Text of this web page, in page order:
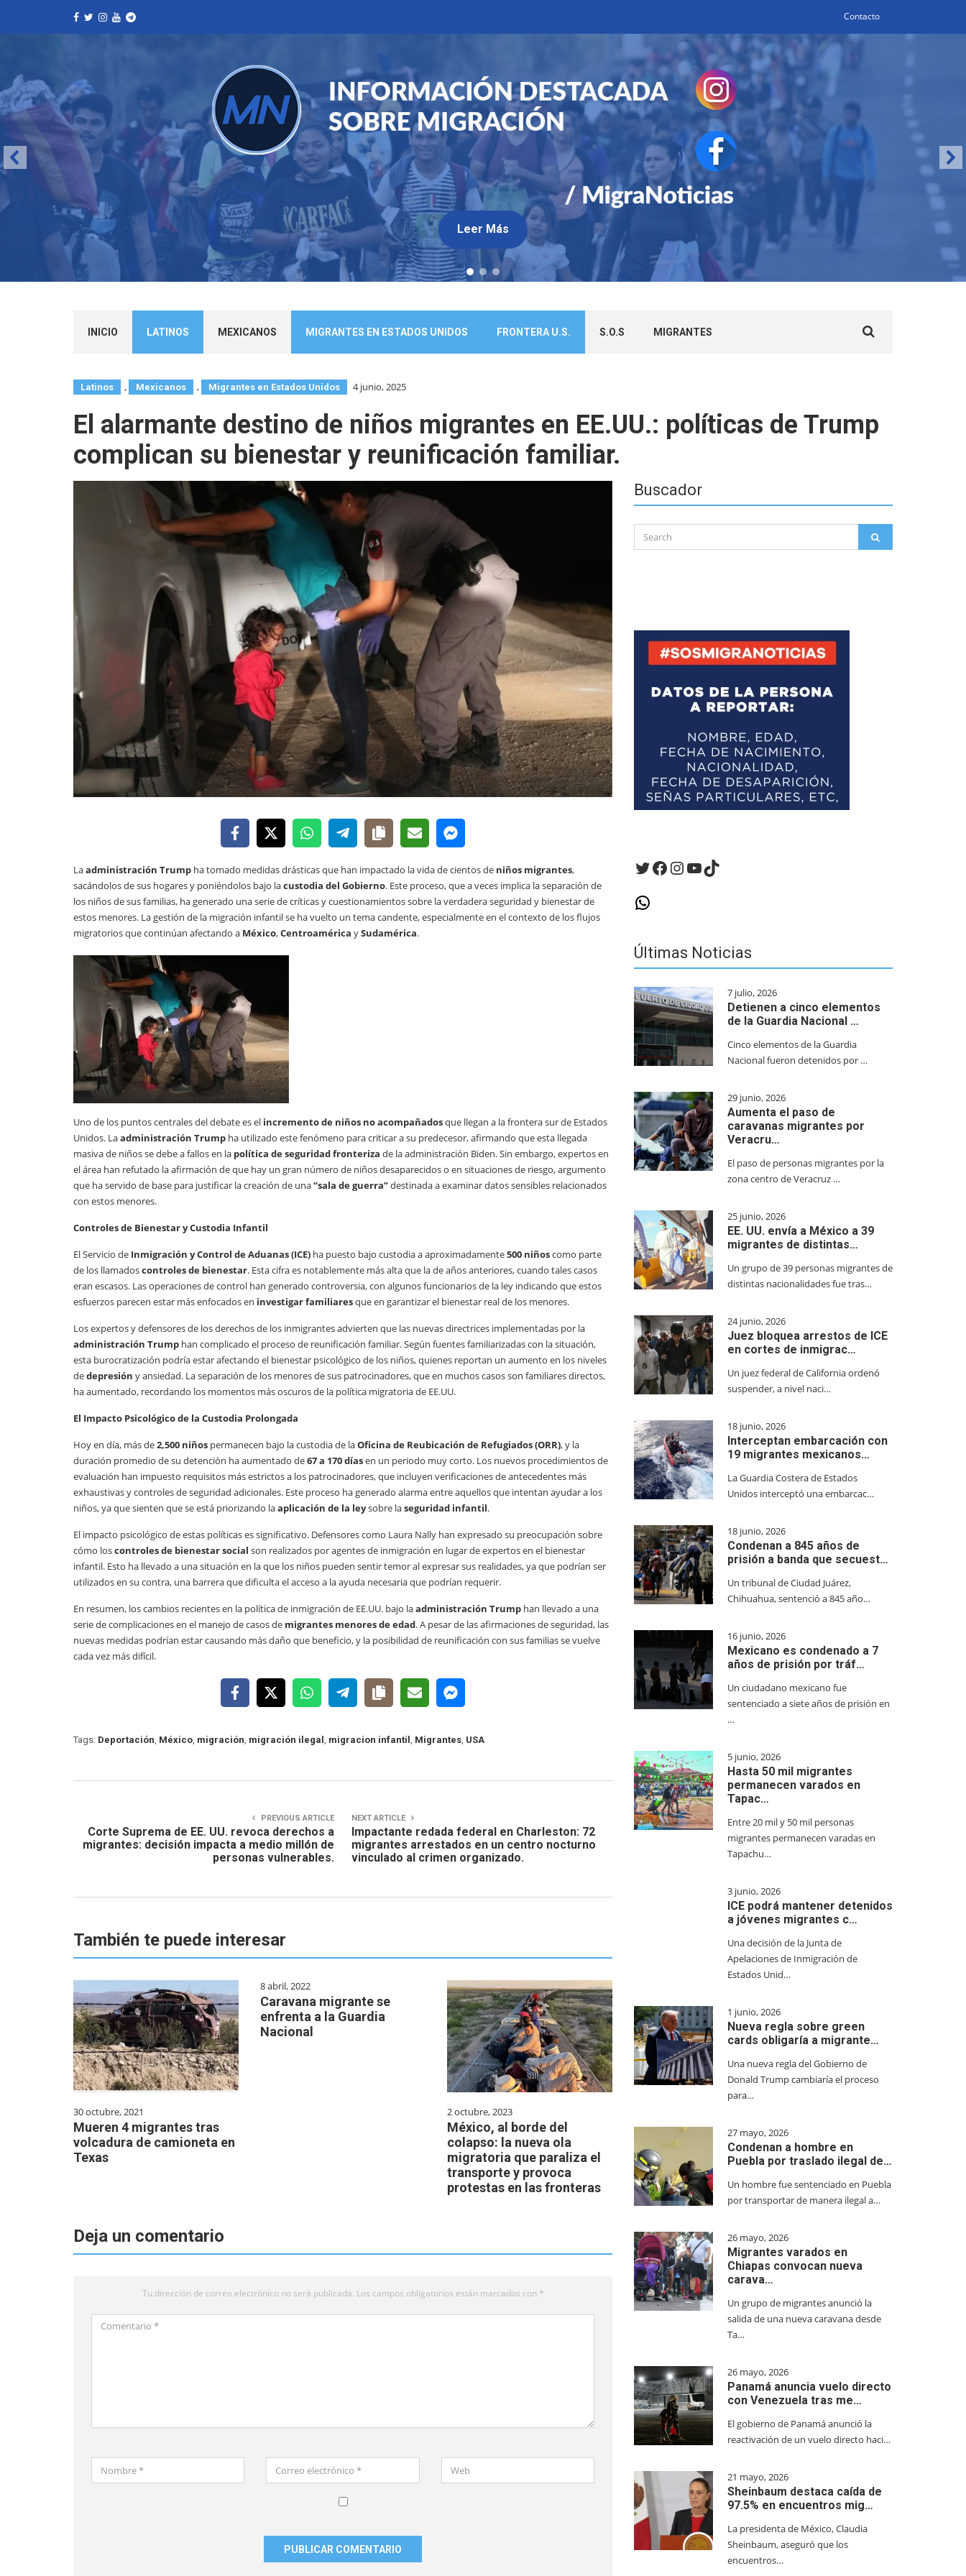
Contacto
Leer Más
INICIO LATINOS MEXICANOS MIGRANTES EN ESTADOS UNIDOS FRONTERA U.S. S.O.S MIGRANTES
for:
Latinos , Mexicanos , Migrantes en Estados Unidos 4 junio, 2025
El alarmante destino de niños migrantes en EE.UU.: políticas de Trump
complican su bienestar y reunificación familiar.
Laadministración Trump ha tomado medidas drásticas que han impactado la vida de cientos de niños migrantes,
sacándolos de sus hogares y poniéndolos bajo lacustodia del Gobierno. Este proceso, que a veces implica la separación de
los niños de sus familias, ha generado una serie de críticas y cuestionamientos sobre la verdadera seguridad y bienestar de
estos menores. La gestión de la migración infantil se ha vuelto un tema candente, especialmente en el contexto de los flujos
migratorios que continúan afectando a México,Centroamérica ySudamérica.
Uno de los puntos centrales del debate es el incremento de niños no acompañadosque llegan a la frontera sur de Estados
Unidos. Laadministración Trump ha utilizado este fenómeno para criticar a su predecesor, afirmando que esta llegada
masiva de niños se debe a fallos en la política de seguridad fronteriza de la administración Biden. Sin embargo, expertos en
el área han refutado la afirmación de que hay un gran número de niños desaparecidos o en situaciones de riesgo, argumento
que ha servido de base para justificar la creación de una“sala de guerra”destinada a examinar datos sensibles relacionados
con estos menores.
Controles de Bienestar y Custodia Infantil
El Servicio de Inmigración y Control de Aduanas (ICE) ha puesto bajo custodia a aproximadamente500 niñoscomo parte
de los llamadoscontroles de bienestar. Esta cifra es notablemente más alta que la de años anteriores, cuando tales casos
eran escasos. Las operaciones de control han generado controversia, con algunos funcionarios de la ley indicando que estos
esfuerzos parecen estar más enfocados en investigar familiaresque en garantizar el bienestar real de los menores.
Los expertos y defensores de los derechos de los inmigrantes advierten que las nuevas directrices implementadas por la
administración Trump han complicado el proceso de reunificación familiar. Según fuentes familiarizadas con la situación,
esta burocratización podría estar afectando el bienestar psicológico de los niños, quienes reportan un aumento en los niveles
dedepresión y ansiedad. La separación de los menores de sus patrocinadores, que en muchos casos son familiares directos,
ha aumentado, recordando los momentos más oscuros de la política migratoria de EE.UU.
El Impacto Psicológico de la Custodia Prolongada
Hoy en día, más de2,500 niños permanecen bajo la custodia de laOficina de Reubicación de Refugiados (ORR), y la
duración promedio de su detención ha aumentado de67 a 170 díasen un periodo muy corto. Los nuevos procedimientos de
evaluación han impuesto requisitos más estrictos a los patrocinadores, que incluyen verificaciones de antecedentes más
exhaustivas y controles de seguridad adicionales. Este proceso ha generado alarma entre aquellos que intentan ayudar a los
niños, ya que sienten que se está priorizando laaplicación de la leysobre laseguridad infantil.
El impacto psicológico de estas políticas es significativo. Defensores como Laura Nally han expresado su preocupación sobre
cómo loscontroles de bienestar social son realizados por agentes de inmigración en lugar de expertos en el bienestar
infantil. Esto ha llevado a una situación en la que los niños pueden sentir temor al expresar sus realidades, ya que podrían ser
utilizados en su contra, una barrera que dificulta el acceso a la ayuda necesaria que podrían requerir.
En resumen, los cambios recientes en la política de inmigración de EE.UU. bajo laadministración Trump han llevado a una
serie de complicaciones en el manejo de casos de migrantes menores de edad. A pesar de las afirmaciones de seguridad, las
nuevas medidas podrían estar causando más daño que beneficio, y la posibilidad de reunificación con sus familias se vuelve
cada vez más difícil.
Tags: Deportación México migración migración ilegal migracion infantil Migrantes USA
PREVIOUS ARTICLE
Corte Suprema de EE. UU. revoca derechos a
migrantes: decisión impacta a medio millón de
personas vulnerables.
NEXT ARTICLE
Impactante redada federal en Charleston: 72
migrantes arrestados en un centro nocturno
vinculado al crimen organizado.
También te puede interesar
30 octubre, 2021
Mueren 4 migrantes tras
volcadura de camioneta en
Texas
8 abril, 2022
Caravana migrante se
enfrenta a la Guardia
Nacional
2 octubre, 2023
México, al borde del
colapso: la nueva ola
migratoria que paraliza el
transporte y provoca
protestas en las fronteras
Deja un comentario
Tu dirección de correo electrónico no será publicada. Los campos obligatorios están marcados con *
Comentario
Nombre
*
Correo
electrónico
Web
Buscador
for:
Twitter
Facebook
Instagram
YouTube
TikTok
WhatsApp
Últimas Noticias
7 julio, 2026
Detienen a cinco elementos
de la Guardia Nacional …
Cinco elementos de la Guardia
Nacional fueron detenidos por …
29 junio, 2026
Aumenta el paso de
caravanas migrantes por
Veracru…
El paso de personas migrantes por la
zona centro de Veracruz …
25 junio, 2026
EE. UU. envía a México a 39
migrantes de distintas…
Un grupo de 39 personas migrantes de
distintas nacionalidades fue tras…
24 junio, 2026
Juez bloquea arrestos de ICE
en cortes de inmigrac…
Un juez federal de California ordenó
suspender, a nivel naci…
18 junio, 2026
Interceptan embarcación con
19 migrantes mexicanos…
La Guardia Costera de Estados
Unidos interceptó una embarcac…
18 junio, 2026
Condenan a 845 años de
prisión a banda que secuest…
Un tribunal de Ciudad Juárez,
Chihuahua, sentenció a 845 año…
16 junio, 2026
Mexicano es condenado a 7
años de prisión por tráf…
Un ciudadano mexicano fue
sentenciado a siete años de prisión en
…
5 junio, 2026
Hasta 50 mil migrantes
permanecen varados en
Tapac…
Entre 20 mil y 50 mil personas
migrantes permanecen varadas en
Tapachu…
3 junio, 2026
ICE podrá mantener detenidos
a jóvenes migrantes c…
Una decisión de la Junta de
Apelaciones de Inmigración de
Estados Unid…
1 junio, 2026
Nueva regla sobre green
cards obligaría a migrante…
Una nueva regla del Gobierno de
Donald Trump cambiaría el proceso
para…
27 mayo, 2026
Condenan a hombre en
Puebla por traslado ilegal de…
Un hombre fue sentenciado en Puebla
por transportar de manera ilegal a…
26 mayo, 2026
Migrantes varados en
Chiapas convocan nueva
carava…
Un grupo de migrantes anunció la
salida de una nueva caravana desde
Ta…
26 mayo, 2026
Panamá anuncia vuelo directo
con Venezuela tras me…
El gobierno de Panamá anunció la
reactivación de un vuelo directo haci…
21 mayo, 2026
Sheinbaum destaca caída de
97.5% en encuentros mig…
La presidenta de México, Claudia
Sheinbaum, aseguró que los
encuentros…